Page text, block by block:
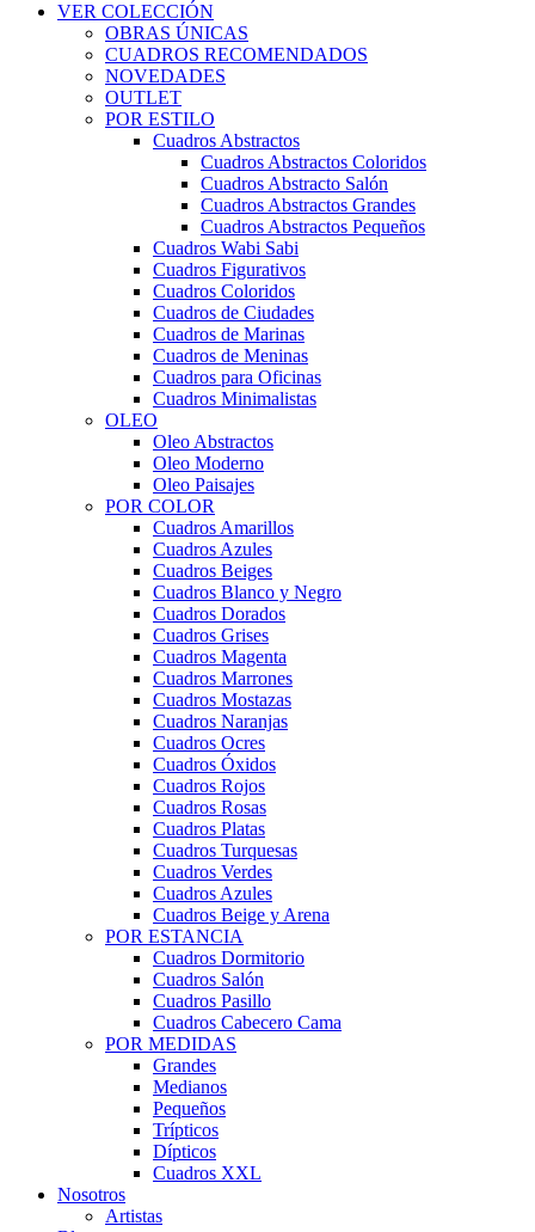
VER COLECCIÓN
OBRAS ÚNICAS
CUADROS RECOMENDADOS
NOVEDADES
OUTLET
POR ESTILO
Cuadros Abstractos
Cuadros Abstractos Coloridos
Cuadros Abstracto Salón
Cuadros Abstractos Grandes
Cuadros Abstractos Pequeños
Cuadros Wabi Sabi
Cuadros Figurativos
Cuadros Coloridos
Cuadros de Ciudades
Cuadros de Marinas
Cuadros de Meninas
Cuadros para Oficinas
Cuadros Minimalistas
OLEO
Oleo Abstractos
Oleo Moderno
Oleo Paisajes
POR COLOR
Cuadros Amarillos
Cuadros Azules
Cuadros Beiges
Cuadros Blanco y Negro
Cuadros Dorados
Cuadros Grises
Cuadros Magenta
Cuadros Marrones
Cuadros Mostazas
Cuadros Naranjas
Cuadros Ocres
Cuadros Óxidos
Cuadros Rojos
Cuadros Rosas
Cuadros Platas
Cuadros Turquesas
Cuadros Verdes
Cuadros Azules
Cuadros Beige y Arena
POR ESTANCIA
Cuadros Dormitorio
Cuadros Salón
Cuadros Pasillo
Cuadros Cabecero Cama
POR MEDIDAS
Grandes
Medianos
Pequeños
Trípticos
Dípticos
Cuadros XXL
Nosotros
Artistas